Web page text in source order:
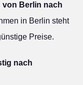
von Berlin nach
in Berlin steht
Preise.
nach